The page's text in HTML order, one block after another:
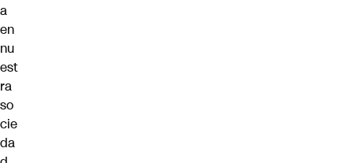
a
en
nu
est
ra
so
cie
da